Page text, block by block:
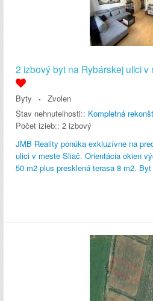
2 izbový byt na Rybárskej ulici v
Byty
Zvolen
Stav nehnuteľnosti:: Kompletná
Počet izieb:: 2 izbový
JMB Reality ponúka exkluzívne na
ulici v meste Sliač. Orientácia okien
50 m2 plus presklená terasa 8 m2.